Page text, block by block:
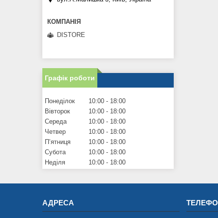
DISTORE
Графік роботи
Понеділок 10:00
18:00
Вівторок
10:00
18:00
Середа
10:00
18:00
Четвер
10:00
18:00
Пʼятниця
10:00
18:00
Субота
10:00
18:00
Неділя
10:00 18:00